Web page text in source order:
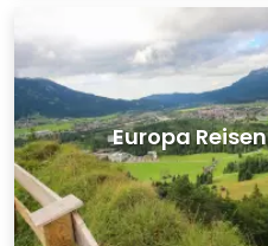
Europa Reisen